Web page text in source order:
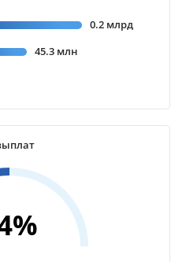
0.2 млрд
45.3 млн